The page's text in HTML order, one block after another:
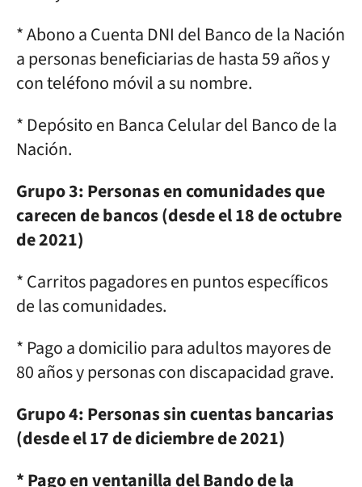
* Abono a Cuenta DNI del Banco de la Nación
a personas beneficiarias de hasta 59 años y
con teléfono móvil a su nombre.
* Depósito en Banca Celular del Banco de la
Nación.
Grupo 3: Personas en comunidades que
carecen de bancos (desde el 18 de octubre
de 2021)
* Carritos pagadores en puntos específicos
de las comunidades.
* Pago a domicilio para adultos mayores de
80 años y personas con discapacidad grave.
Grupo 4: Personas sin cuentas bancarias
(desde el 17 de diciembre de 2021)
* Pago en ventanilla del Bando de la